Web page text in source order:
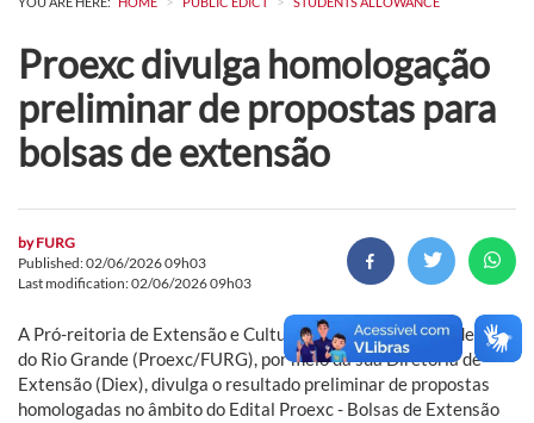
Proexc divulga homologação
preliminar de propostas para
bolsas de extensão
byFURG
Published: 02/06/2026 09h03
Last modification: 02/06/2026 09h03
A Pró-reitoria de Extensão e Cultura da Universidade Federal
do Rio Grande (Proexc/FURG), por meio da sua Diretoria de
Extensão (Diex), divulga o resultado preliminar de propostas
homologadas no âmbito do Edital Proexc - Bolsas de Extensão